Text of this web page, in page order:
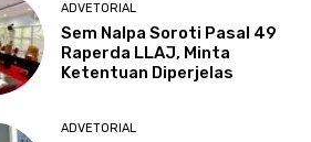
ADVETORIAL
Sem Nalpa Soroti Pasal 49
Raperda LLAJ, Minta
Ketentuan Diperjelas
ADVETORIAL